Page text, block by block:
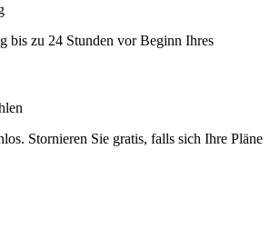
bis zu 24 Stunden vor Beginn Ihres
Stornieren Sie gratis, falls sich Ihre Pläne